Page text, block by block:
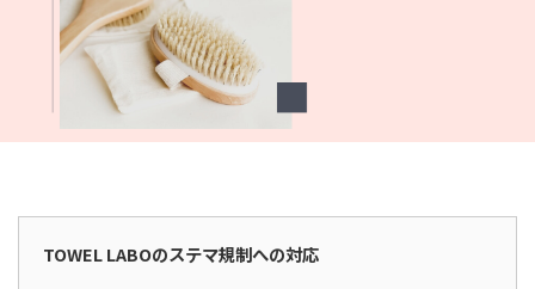
TOWEL LABOのステマ規制への対応